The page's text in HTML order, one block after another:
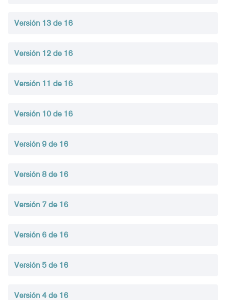
Versión 13 de 16
Versión 12 de 16
Versión 11 de 16
Versión 10 de 16
Versión 9 de 16
Versión 8 de 16
Versión 7 de 16
Versión 6 de 16
Versión 5 de 16
Versión 4 de 16